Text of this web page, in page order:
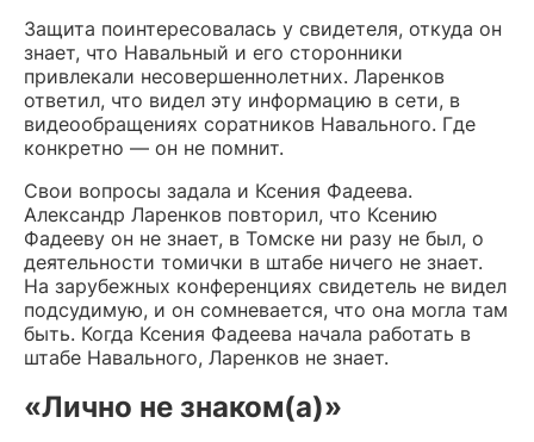
Защита поинтересовалась у свидетеля, откуда он
знает, что Навальный и его сторонники
привлекали несовершеннолетних. Ларенков
ответил, что видел эту информацию в сети, в
видеообращениях соратников Навального. Где
конкретно — он не помнит.
Свои вопросы задала и Ксения Фадеева.
Александр Ларенков повторил, что Ксению
Фадееву он не знает, в Томске ни разу не был, о
деятельности томички в штабе ничего не знает.
На зарубежных конференциях свидетель не видел
подсудимую, и он сомневается, что она могла там
быть. Когда Ксения Фадеева начала работать в
штабе Навального, Ларенков не знает.
«Лично не знаком(а)»